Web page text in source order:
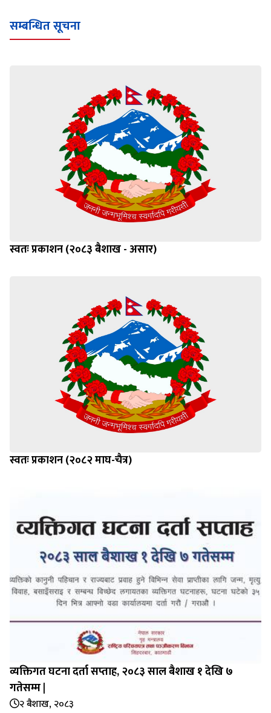
सम्बन्धित सूचना
स्वतः प्रकाशन (२०८३ बैशाख - असार)
स्वतः प्रकाशन (२०८२ माघ-चैत्र)
व्यक्तिगत घटना दर्ता सप्‍ताह, २०८३ साल बैशाख १ देखि ७
गतेसम्म |
२ बैशाख, २०८३